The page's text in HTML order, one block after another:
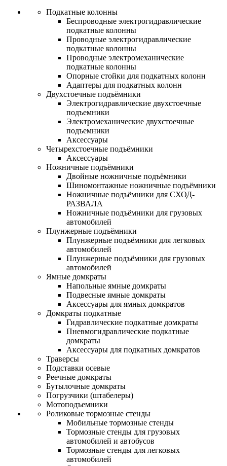
Подкатные колонны
Беспроводные электрогидравлические
подкатные колонны
Проводные электрогидравлические
подкатные колонны
Проводные электромеханические
подкатные колонны
Опорные стойки для подкатных колонн
Адаптеры для подкатных колонн
Двухстоечные подъёмники
Электрогидравлические двухстоечные
подъемники
Электромеханические двухстоечные
подъемники
Аксессуары
Четырехстоечные подъёмники
Аксессуары
Ножничные подъёмники
Двойные ножничные подъёмники
Шиномонтажные ножничные подъёмники
Ножничные подъёмники для СХОД-
РАЗВАЛА
Ножничные подъёмники для грузовых
автомобилей
Плунжерные подъёмники
Плунжерные подъёмники для легковых
автомобилей
Плунжерные подъёмники для грузовых
автомобилей
Ямные домкраты
Напольные ямные домкраты
Подвесные ямные домкраты
Аксессуары для ямных домкратов
Домкраты подкатные
Гидравлические подкатные домкраты
Пневмогидравлические подкатные
домкраты
Аксессуары для подкатных домкратов
Траверсы
Подставки осевые
Реечные домкраты
Бутылочные домкраты
Погрузчики (штабелеры)
Мотоподъемники
Роликовые тормозные стенды
Мобильные тормозные стенды
Тормозные стенды для грузовых
автомобилей и автобусов
Тормозные стенды для легковых
автомобилей